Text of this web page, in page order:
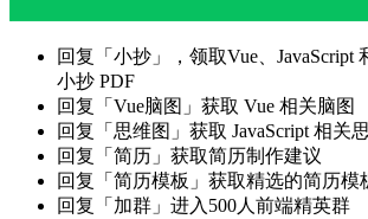
回复「小抄」，领取Vue、JavaScript
小抄 PDF
回复「Vue脑图」获取 Vue 相关脑图
回复「思维图」获取 JavaScript 相关
回复「简历」获取简历制作建议
回复「简历模板」获取精选的简历模
回复「加群」进入500人前端精英群